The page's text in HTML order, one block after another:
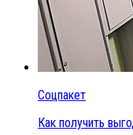
Соцпакет
Как получить